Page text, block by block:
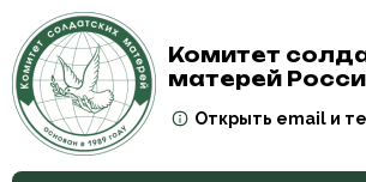
Комитет
матерей
Открыть email и